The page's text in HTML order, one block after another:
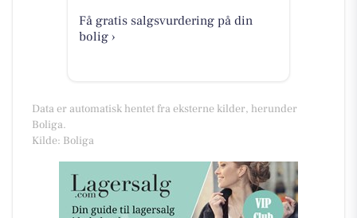
Få gratis salgsvurdering på din
bolig ›
Data er automatisk hentet fra eksterne kilder, herunder
Boliga.
Kilde: Boliga